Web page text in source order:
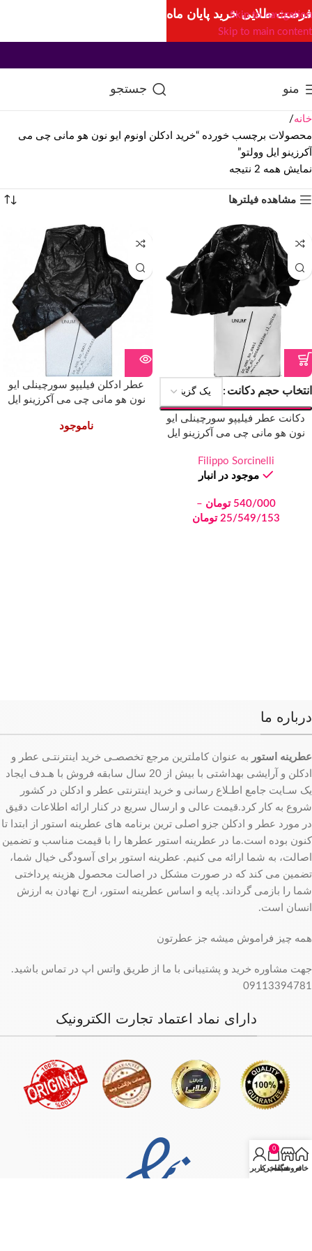
Skip to navigation
Skip to main content
منو جستجو
خانه
محصولات برچسب خورده “خرید ادکلن اونوم ایو نون هو مانی چی می
آکرزینو ایل وولتو”
نمایش همه 2 نتیجه
مشاهده فیلترها
انتخاب حجم دکانت
دکانت عطر فیلیپو سورچینلی ایو
نون هو مانی چی می آکرزینو ایل
Mani Che Mi Accarezzino il Volto
Filippo Sorcinelli
موجود در انبار
540/000 تومان –
25/549/153 تومان
عطر ادکلن فیلیپو سورچینلی ایو
نون هو مانی چی می آکرزینو ایل
Mani Che Mi Accarezzino il Volto
ناموجود
درباره ما
عطرینه استور به عنوان کاملترین مرجع تخصصـی خرید اینترنتـی عطر و
ادکلن و آرایشی بهداشتی با بیش از 20 سال سابقه فروش با هـدف ایجاد
یک سـایت جامع اطـلاع رسانی و خرید اینترنتی عطر و ادکلن در کشور
شروع به کار کرد.قیمت عالی و ارسال سریع در کنار ارائه اطلاعات دقیق
در مورد عطر و ادکلن جزو اصلی ترین برنامه های عطرینه استور از ابتدا تا
کنون بوده است.ما در عطرینه استور عطرها را با قیمت مناسب و تضمین
اصالت، به شما ارائه می کنیم. عطرینه استور برای آسودگی خیال شما،
تضمین می کند که در صورت مشکل در اصالت محصول هزینه پرداختی
شما را بازمی گرداند. پایه و اساس عطرینه استور، ارج نهادن به ارزش
انسان است.
همه چیز فراموش میشه جز عطرتون
جهت مشاوره خرید و پشتیبانی با ما از طریق واتس اپ در تماس باشید.
09113394781
دارای نماد اعتماد تجارت الکترونیک
فرصت طلایی خرید پایان ماه
خانهفروشگاه
0
سبد خرید
حساب کاربری من